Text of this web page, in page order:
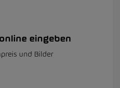
eingeben
und Bilder